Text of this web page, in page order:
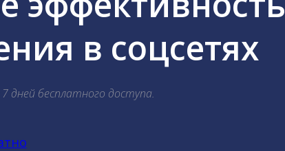
в соцсетях
дней бесплатного доступа.